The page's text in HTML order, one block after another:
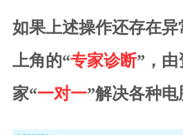
如果上述操作还存在
上角的“专家诊断”，由
家“一对一”解决各种电